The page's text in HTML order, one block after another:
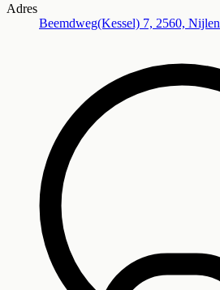
Adres
Beemdweg(Kessel) 7, 2560, Nijlen